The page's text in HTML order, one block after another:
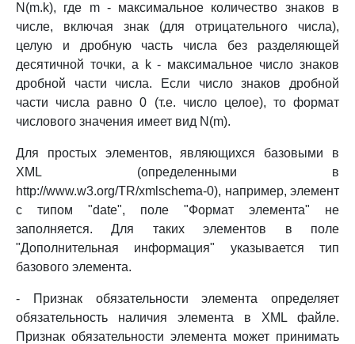
N(m.k), где m - максимальное количество знаков в
числе, включая знак (для отрицательного числа),
целую и дробную часть числа без разделяющей
десятичной точки, а k - максимальное число знаков
дробной части числа. Если число знаков дробной
части числа равно 0 (т.е. число целое), то формат
числового значения имеет вид N(m).
Для простых элементов, являющихся базовыми в
XML (определенными в
http://www.w3.org/TR/xmlschema-0), например, элемент
с типом "date", поле "Формат элемента" не
заполняется. Для таких элементов в поле
"Дополнительная информация" указывается тип
базового элемента.
- Признак обязательности элемента определяет
обязательность наличия элемента в XML файле.
Признак обязательности элемента может принимать